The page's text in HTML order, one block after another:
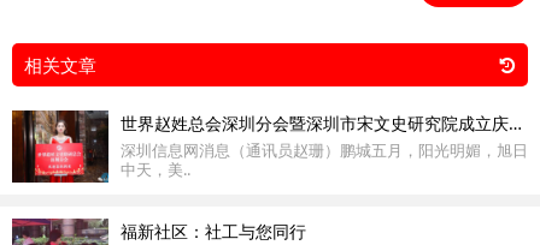
相关文章
世界赵姓总会深圳分会暨深圳市宋文史研究院成立庆典隆重举行
深圳信息网消息（通讯员赵珊）鹏城五月，阳光明媚，旭日
中天，美..
福新社区：社工与您同行